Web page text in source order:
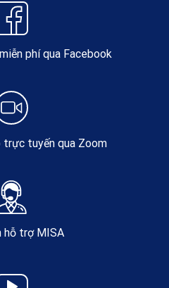
phí qua Facebook
tuyến qua Zoom
hỗ trợ MISA